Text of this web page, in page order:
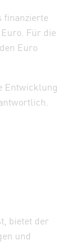
finanzierte
Für die
Euro
Entwicklung
bietet der
und